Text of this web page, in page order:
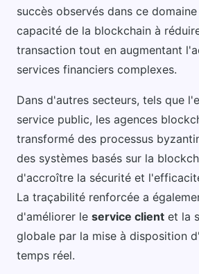
succès observés dans ce
capacité de la blockchain à
transaction tout en augmentant
services financiers complexes.
Dans d'autres secteurs, tels que
service public, les agences
transformé des processus
des systèmes basés sur la
d'accroître la sécurité et
La traçabilité renforcée a
d'améliorer le service client et la
globale par la mise à disposition
temps réel.